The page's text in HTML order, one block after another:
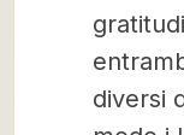
diversi